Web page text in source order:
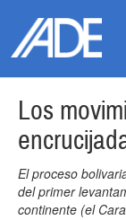
Los
El proceso
del primer
continente (el